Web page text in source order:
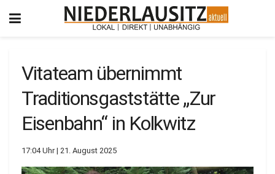
Vitateam übernimmt
Traditionsgaststätte „Zur
Eisenbahn“ in Kolkwitz
17:04 Uhr | 21. August 2025